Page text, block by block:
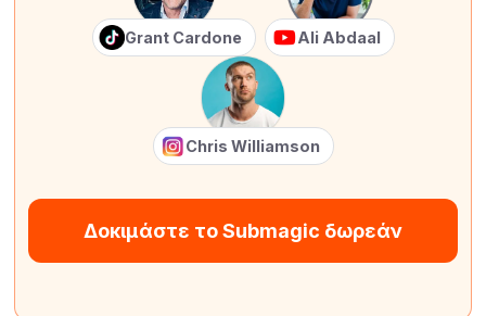
Grant Cardone Ali Abdaal
Chris Williamson
Δοκιμάστε το Submagic δωρεάν